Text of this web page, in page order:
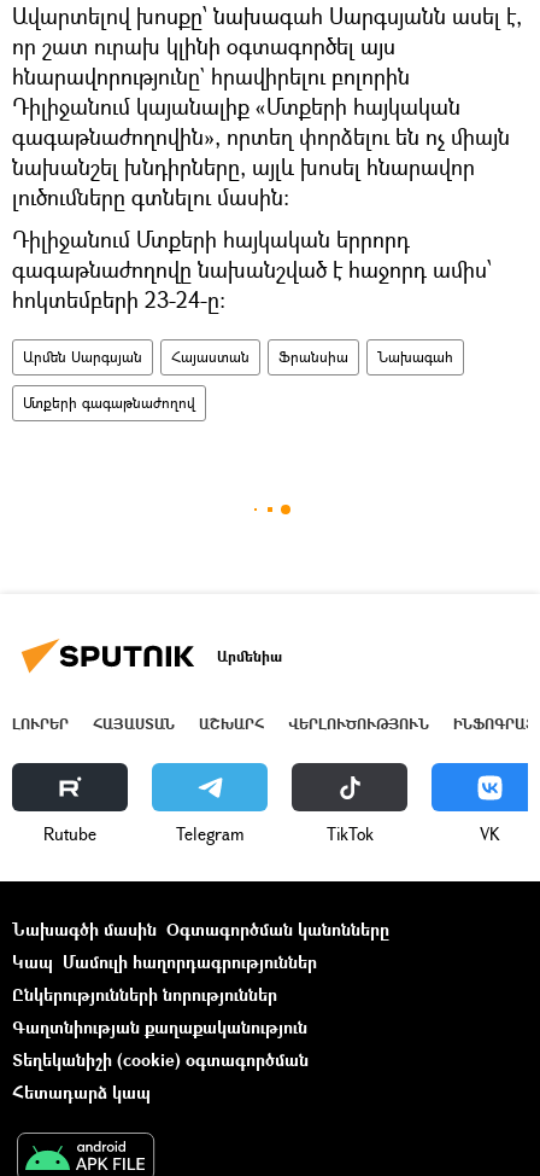
Ավարտելով խոսքը՝ նախագահ Սարգսյանն ասել է,
որ շատ ուրախ կլինի օգտագործել այս
հնարավորությունը` հրավիրելու բոլորին
Դիլիջանում կայանալիք «Մտքերի հայկական
գագաթնաժողովին», որտեղ փորձելու են ոչ միայն
նախանշել խնդիրները, այլև խոսել հնարավոր
լուծումները գտնելու մասին:
Դիլիջանում Մտքերի հայկական երրորդ
գագաթնաժողովը նախանշված է հաջորդ ամիս՝
հոկտեմբերի 23-24-ը:
Արմեն Սարգսյան Հայաստան Ֆրանսիա Նախագահ
Մտքերի գագաթնաժողով
Արմենիա
ԼՈՒՐԵՐ ՀԱՅԱՍՏԱՆ ԱՇԽԱՐՀ ՎԵՐԼՈՒԾՈՒԹՅՈՒՆ
Rutube Telegram ТikТоk VK
Նախագծի մասին Օգտագործման կանոնները
Կապ Մամուլի հաղորդագրություններ
Ընկերությունների նորություններ
Գաղտնիության քաղաքականություն
Տեղեկանիշի (cookie) օգտագործման
Հետադարձ կապ